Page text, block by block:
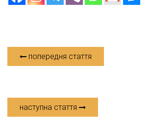
попередня стаття
наступна стаття